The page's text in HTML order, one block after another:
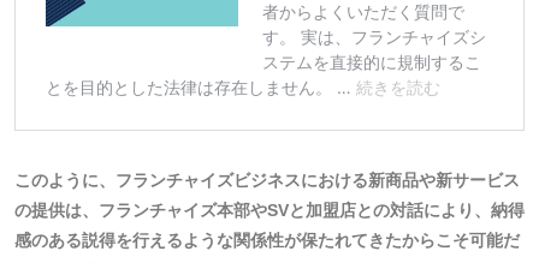
このように、フランチャイズビジネスにおける新商品や新サービス
の提供は、フランチャイズ本部やSVと加盟店との対話により、納得
感のある説得を行えるような関係性が保たれてきたからこそ可能だ